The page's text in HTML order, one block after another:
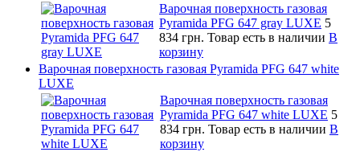
Варочная поверхность газовая
Pyramida PFG 647 gray LUXE 5
834 грн. Товар есть в наличии В
корзину
Варочная поверхность газовая Pyramida PFG 647 white
LUXE
Варочная поверхность газовая
Pyramida PFG 647 white LUXE 5
834 грн. Товар есть в наличии В
корзину